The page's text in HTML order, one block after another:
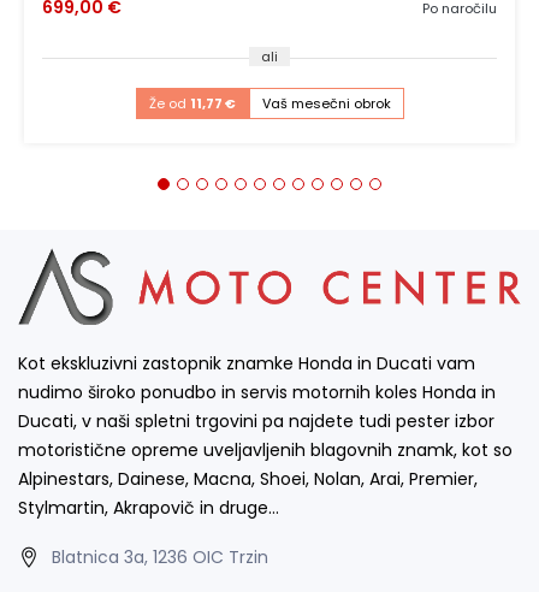
Po naročilu
699,00 €
ali
Že od 11,77 € Vaš mesečni obrok
Kot ekskluzivni zastopnik znamke Honda in Ducati vam
nudimo široko ponudbo in servis motornih koles Honda in
Ducati, v naši spletni trgovini pa najdete tudi pester izbor
motoristične opreme uveljavljenih blagovnih znamk, kot so
Alpinestars, Dainese, Macna, Shoei, Nolan, Arai, Premier,
Stylmartin, Akrapovič in druge…
Blatnica 3a, 1236 OIC Trzin